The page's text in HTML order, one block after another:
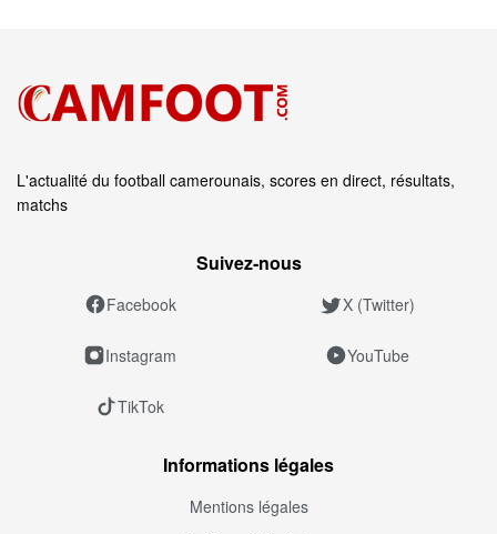
L'actualité du football camerounais, scores en direct, résultats,
matchs
Suivez‑nous
Facebook X (Twitter)
Instagram YouTube
TikTok
Informations légales
Mentions légales